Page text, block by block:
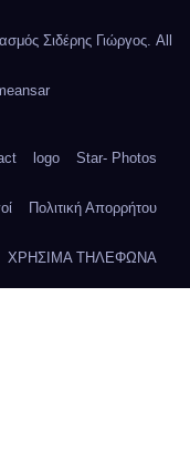
Σιδέρης Γιώργος. All
logo Star- Photos
Πολιτική Απορρήτου
ΧΡΗΣΙΜΑ ΤΗΛΕΦΩΝΑ